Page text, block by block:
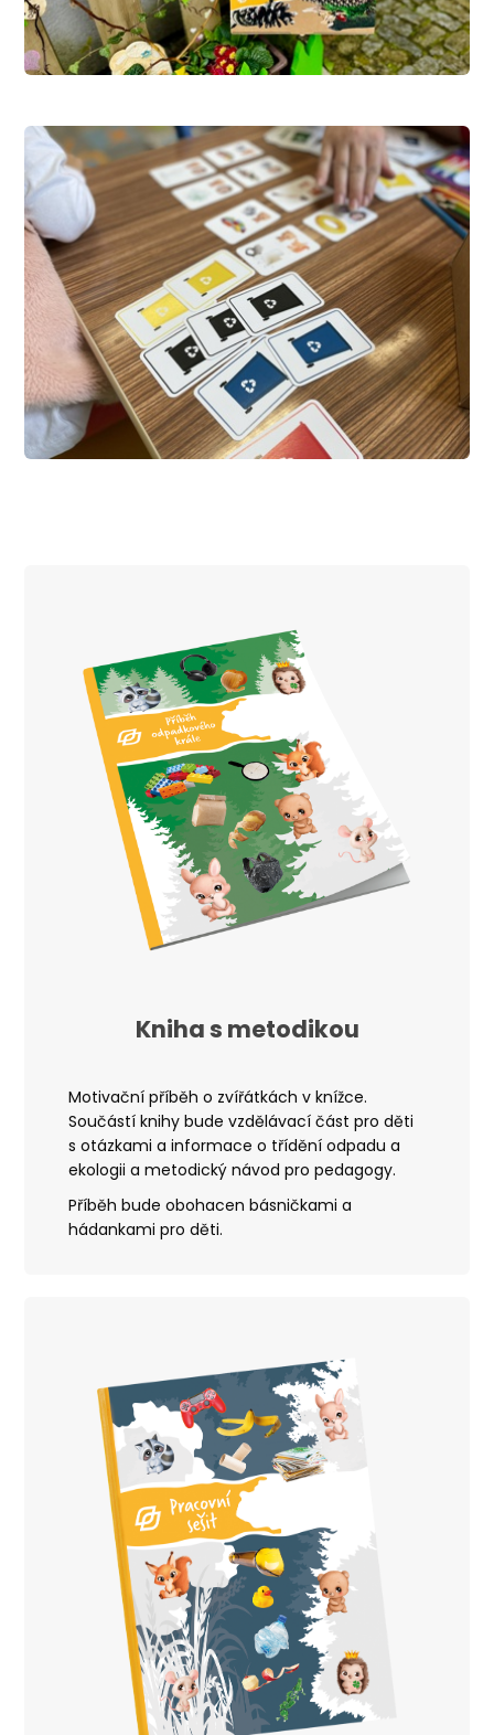
Kniha s metodikou
Motivační příběh o zvířátkách v knížce.
Součástí knihy bude vzdělávací část pro děti
s otázkami a informace o třídění odpadu a
ekologii a metodický návod pro pedagogy.
Příběh bude obohacen básničkami a
hádankami pro děti.